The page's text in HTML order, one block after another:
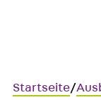
Startseite/